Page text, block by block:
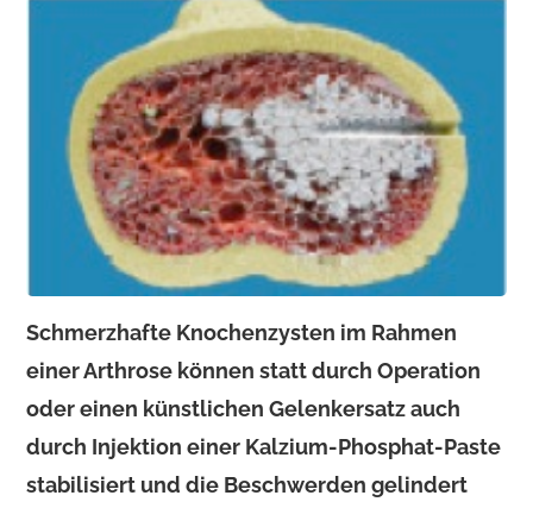
Schmerzhafte Knochenzysten im Rahmen
einer Arthrose können statt durch Operation
oder einen künstlichen Gelenkersatz auch
durch Injektion einer Kalzium-Phosphat-Paste
stabilisiert und die Beschwerden gelindert